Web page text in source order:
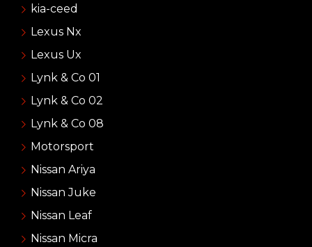
kia-ceed
Lexus Nx
Lexus Ux
Lynk & Co 01
Lynk & Co 02
Lynk & Co 08
Motorsport
Nissan Ariya
Nissan Juke
Nissan Leaf
Nissan Micra